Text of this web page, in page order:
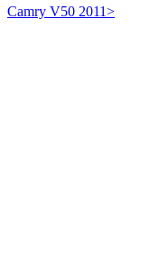
Camry V50 2011>